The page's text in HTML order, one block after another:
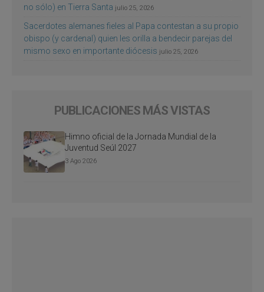
no sólo) en Tierra Santa julio 25, 2026
Sacerdotes alemanes fieles al Papa contestan a su propio
obispo (y cardenal) quien les orilla a bendecir parejas del
mismo sexo en importante diócesis julio 25, 2026
PUBLICACIONES MÁS VISTAS
Himno oficial de la Jornada Mundial de la
Juventud Seúl 2027
3 Ago 2026